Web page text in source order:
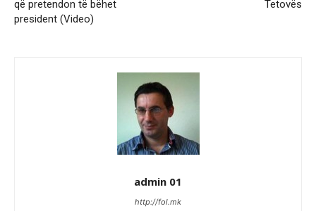
që pretendon të bëhet
president (Video)
Tetovës
admin 01
http://fol.mk